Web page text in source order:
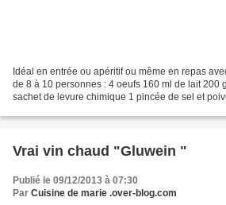
Idéal en entrée ou apéritif ou même en repas
de 8 à 10 personnes : 4 oeufs 160 ml de lait 200
sachet de levure chimique 1 pincée de sel et
Vrai vin chaud "Gluwein "
Publié le 09/12/2013 à 07:30
Par Cuisine de marie .over-blog.com